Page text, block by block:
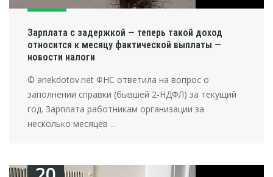
Зарплата с задержкой — теперь такой доход
относится к месяцу фактической выплаты —
новости налоги
© anekdotov.net ФНС ответила на вопрос о
заполнении справки (бывшей 2-НДФЛ) за текущий
год. Зарплата работникам организации за
несколько месяцев ...